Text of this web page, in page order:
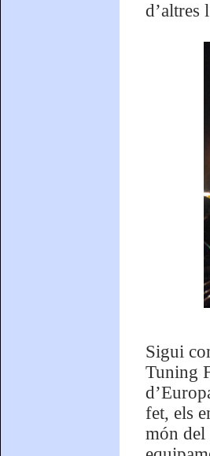
d’altres
Sigui
Tuning
fet, els
món del